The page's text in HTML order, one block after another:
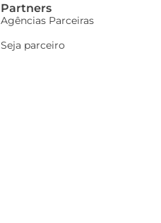
Partners
Agências Parceiras
Seja parceiro